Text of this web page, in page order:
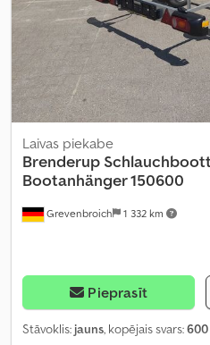
Grevenbroich 1 332 km
Laivas piekabe
Brenderup
Bootanhänger 150600
Pieprasīt
Stāvoklis: jauns, kopējais svars: